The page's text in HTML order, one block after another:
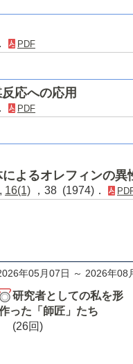
PDF
応への応用
PDF
よるオレフィンの異
, 16(1) ，38 (1974)．
年05月07日 ～ 2026年08
研究者としての私を形
った「師匠」たち
(26回)